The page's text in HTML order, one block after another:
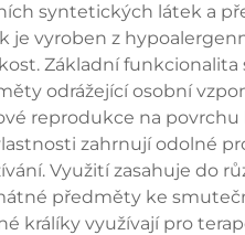
syntetických látek a
je vyroben z
Základní
odrážející osobní
reprodukce na
zahrnují odolné
Využití zasahuje do
předměty ke
králíky využívají pro